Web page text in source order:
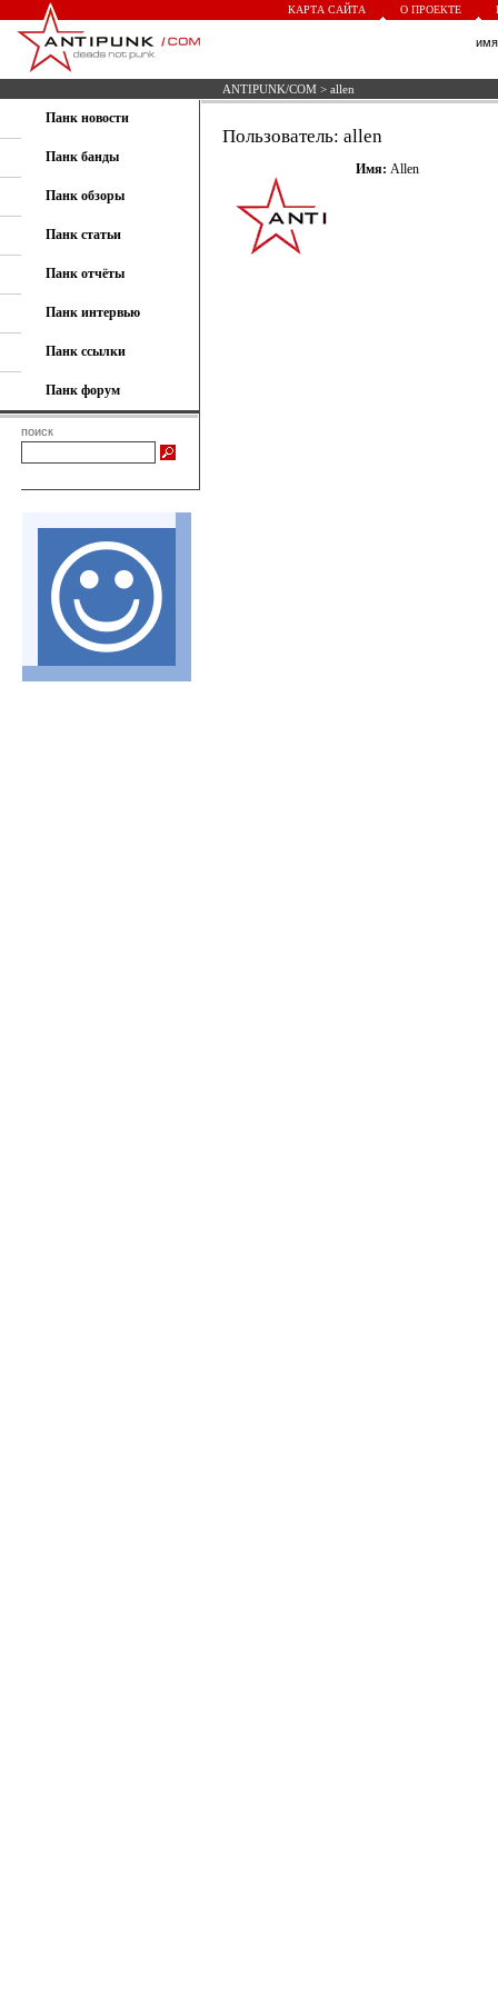
КАРТА САЙТА О ПРОЕКТЕ
ANTIPUNK/COM > allen
Панк новости
Панк банды
Панк обзоры
Панк статьи
Панк отчёты
Панк интервью
Панк ссылки
Панк форум
поиск
Пользователь: allen
Имя: Allen